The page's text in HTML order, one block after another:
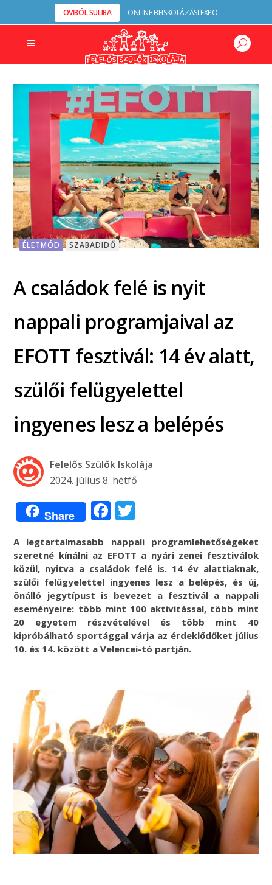
OVIBÓL SULIBA ONLINE BEISKOLÁZÁSI EXPO
ÉLETMÓD SZABADIDŐ
A családok felé is nyit
nappali programjaival az
EFOTT fesztivál: 14 év alatt,
szülői felügyelettel
ingyenes lesz a belépés
Felelős Szülők Iskolája
2024. július 8. hétfő
Share Facebook
A legtartalmasabb nappali programlehetőségeket
szeretné kínálni az EFOTT a nyári zenei fesztiválok
közül, nyitva a családok felé is. 14 év alattiaknak,
szülői felügyelettel ingyenes lesz a belépés, és új,
önálló jegytípust is bevezet a fesztivál a nappali
eseményeire: több mint 100 aktivitással, több mint
20 egyetem részvételével és több mint 40
kipróbálható sportággal várja az érdeklődőket július
10. és 14. között a Velencei-tó partján.